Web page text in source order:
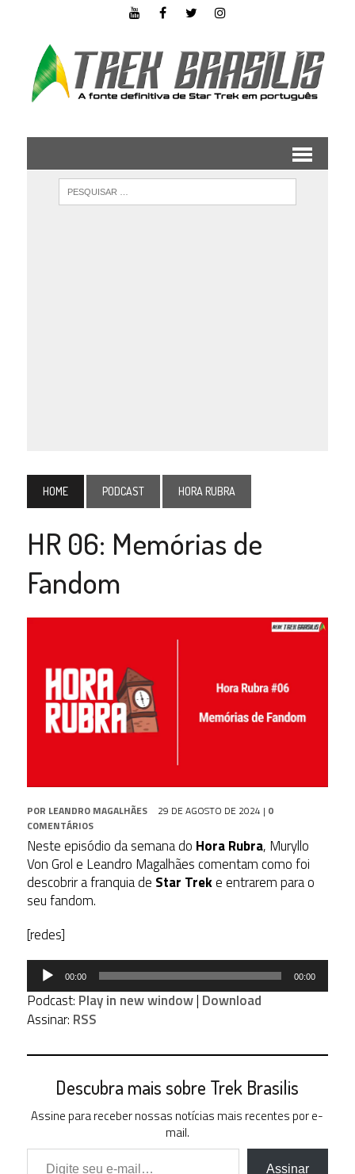
HOME PODCAST HORA RUBRA
HR 06: Memórias de
Fandom
POR LEANDRO MAGALHÃES 29 DE AGOSTO DE 2024 | 0
COMENTÁRIOS
Neste episódio da semana do Hora Rubra, Muryllo
Von Grol e Leandro Magalhães comentam como foi
descobrir a franquia de Star Treke entrarem para o
seu fandom.
[redes]
Tocador
áudio
00:00 00:00
Podcast: Play in new window| Download
Assinar: RSS
Descubra mais sobre Trek Brasilis
Assine para receber nossas notícias mais recentes por e-
mail.
Digite seu e-mail…
Assinar